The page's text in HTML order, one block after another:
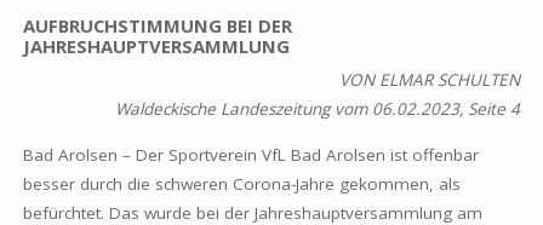
UNSERE
AUFBRUCHSTIMMUNG BEI DER
JAHRESHAUPTVERSAMMLUNG
VON ELMAR SCHULTEN
Waldeckische Landeszeitung vom 06.02.2023, Seite 4
Bad Arolsen – Der Sportverein VfL Bad Arolsen ist offenbar
besser durch die schweren Corona-Jahre gekommen, als
befürchtet. Das wurde bei der Jahreshauptversammlung am